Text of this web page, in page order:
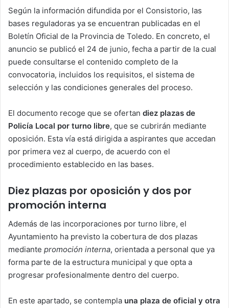
Según la información difundida por el Consistorio, las
bases reguladoras ya se encuentran publicadas en el
Boletín Oficial de la Provincia de Toledo. En concreto, el
anuncio se publicó el 24 de junio, fecha a partir de la cual
puede consultarse el contenido completo de la
convocatoria, incluidos los requisitos, el sistema de
selección y las condiciones generales del proceso.
El documento recoge que se ofertan diez plazas de
Policía Local por turno libre, que se cubrirán mediante
oposición. Esta vía está dirigida a aspirantes que accedan
por primera vez al cuerpo, de acuerdo con el
procedimiento establecido en las bases.
Diez plazas por oposición y dos por
promoción interna
Además de las incorporaciones por turno libre, el
Ayuntamiento ha previsto la cobertura de dos plazas
mediante promoción interna, orientada a personal que ya
forma parte de la estructura municipal y que opta a
progresar profesionalmente dentro del cuerpo.
En este apartado, se contempla una plaza de oficial y otra